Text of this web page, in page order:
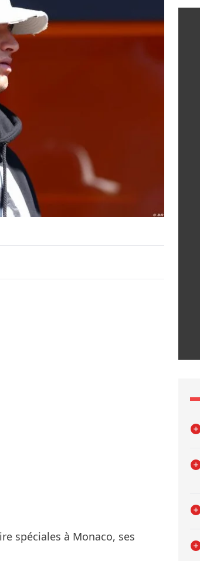
spéciales à Monaco, ses